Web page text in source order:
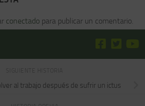
conectado para publicar un comentario.
al trabajo después de sufrir un ictus